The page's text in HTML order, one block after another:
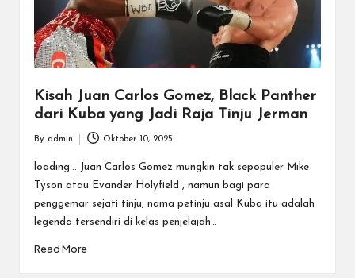
Kisah Juan Carlos Gomez, Black Panther
dari Kuba yang Jadi Raja Tinju Jerman
by
By admin Oktober 10, 2025
loading... Juan Carlos Gomez mungkin tak sepopuler Mike
Tyson atau Evander Holyfield , namun bagi para
penggemar sejati tinju, nama petinju asal Kuba itu adalah
legenda tersendiri di kelas penjelajah…
Read More